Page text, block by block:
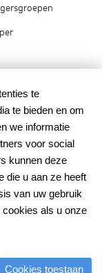
te
te bieden en om
we informatie
voor social
kunnen deze
die u aan ze heeft
van uw gebruik
als u onze
Cookies toestaan